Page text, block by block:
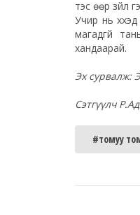
тэс өөр зүйл
Учир нь
магадгүй
хандаарай.
Эх сурвалж:
Сэтгүүлч
#томуу